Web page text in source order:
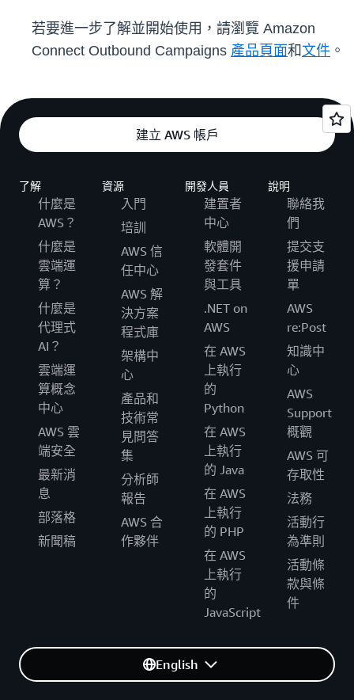
若要進一步了解並開始使用，請瀏覽 Amazon
Connect Outbound Campaigns 產品頁面和文件 。
建立 AWS 帳戶
了解
什麼是
AWS？
什麼是
雲端運
算？
什麼是
代理式
AI？
雲端運
算概念
中心
AWS 雲
端安全
最新消
息
部落格
新聞稿
資源
入門
培訓
AWS 信
任中心
AWS 解
決方案
程式庫
架構中
心
產品和
技術常
見問答
集
分析師
報告
AWS 合
作夥伴
開發人員
建置者
中心
軟體開
發套件
與工具
.NET on
AWS
在 AWS
上執行
的
Python
在 AWS
上執行
的 Java
在 AWS
上執行
的 PHP
在 AWS
上執行
的
JavaScript
說明
聯絡我
們
提交支
援申請
單
AWS
re:Post
知識中
心
AWS
Support
概觀
AWS 可
存取性
法務
活動行
為準則
活動條
款與條
件
English